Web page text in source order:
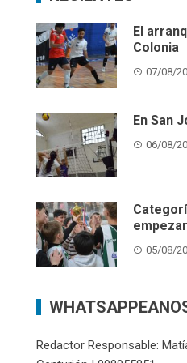
El
Colonia
07/08/
En San
06/08/
05/08/
Redactor Responsable: